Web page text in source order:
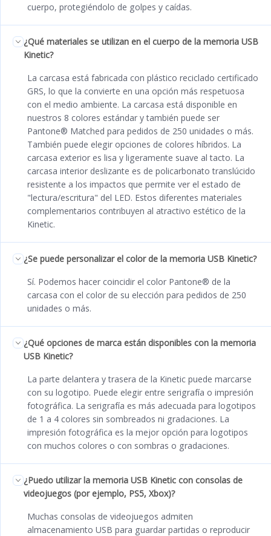
cuerpo, protegiéndolo de golpes y caídas.
¿Qué materiales se utilizan en el cuerpo de la memoria USB
Kinetic?
La carcasa está fabricada con plástico reciclado certificado
GRS, lo que la convierte en una opción más respetuosa
con el medio ambiente. La carcasa está disponible en
nuestros 8 colores estándar y también puede ser
Pantone® Matched para pedidos de 250 unidades o más.
También puede elegir opciones de colores híbridos. La
carcasa exterior es lisa y ligeramente suave al tacto. La
carcasa interior deslizante es de policarbonato translúcido
resistente a los impactos que permite ver el estado de
"lectura/escritura" del LED. Estos diferentes materiales
complementarios contribuyen al atractivo estético de la
Kinetic.
¿Se puede personalizar el color de la memoria USB Kinetic?
Sí. Podemos hacer coincidir el color Pantone® de la
carcasa con el color de su elección para pedidos de 250
unidades o más.
¿Qué opciones de marca están disponibles con la memoria
USB Kinetic?
La parte delantera y trasera de la Kinetic puede marcarse
con su logotipo. Puede elegir entre serigrafía o impresión
fotográfica. La serigrafía es más adecuada para logotipos
de 1 a 4 colores sin sombreados ni gradaciones. La
impresión fotográfica es la mejor opción para logotipos
con muchos colores o con sombras o gradaciones.
¿Puedo utilizar la memoria USB Kinetic con consolas de
videojuegos (por ejemplo, PS5, Xbox)?
Muchas consolas de videojuegos admiten
almacenamiento USB para guardar partidas o reproducir